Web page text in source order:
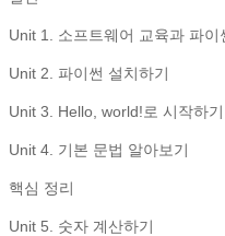
Unit 1. 소프트웨어 교육과 파이
Unit 2. 파이썬 설치하기
Unit 3. Hello, world!로 시작하기
Unit 4. 기본 문법 알아보기
핵심 정리
Unit 5. 숫자 계산하기